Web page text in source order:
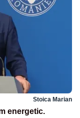
Stoica Marian
energetic.